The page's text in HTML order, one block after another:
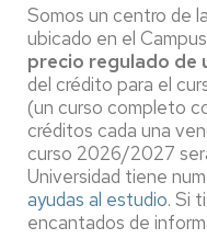
Somos un centro de
ubicado en el
precio regulado de
del crédito para el
(un curso completo
créditos cada una
curso 2026/2027
Universidad tiene
ayudas al estudio. Si
encantados de